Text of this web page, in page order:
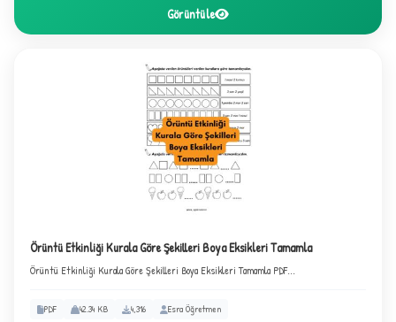
Görüntüle
Örüntü Etkinliği Kurala Göre Şekilleri Boya Eksikleri Tamamla
Örüntü Etkinliği Kurala Göre Şekilleri Boya Eksikleri Tamamla PDF...
PDF 42.34 KB 4,316 Esra Öğretmen